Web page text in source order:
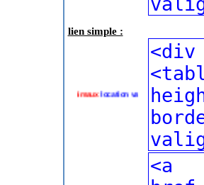
lien simple :
petites annonces animaux location vacances annonce